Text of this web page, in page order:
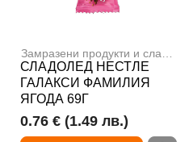
Сладоледи
СЛАДОЛЕД НЕСТЛЕ
ГАЛАКСИ ФАМИЛИЯ
ЯГОДА 69Г
0.76 € (1.49 лв.)